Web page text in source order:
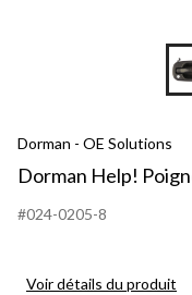
Dorman - OE Solutions
Dorman Help!
#024-0205-8
Voir détails du produit